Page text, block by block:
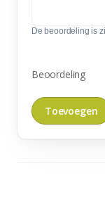
De beoordeling is
Beoordeling